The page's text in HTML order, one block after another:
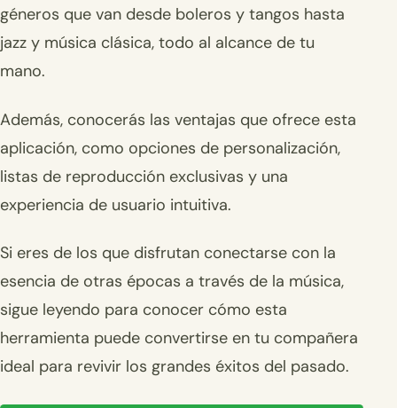
géneros que van desde boleros y tangos hasta
jazz y música clásica, todo al alcance de tu
mano.
Además, conocerás las ventajas que ofrece esta
aplicación, como opciones de personalización,
listas de reproducción exclusivas y una
experiencia de usuario intuitiva.
Si eres de los que disfrutan conectarse con la
esencia de otras épocas a través de la música,
sigue leyendo para conocer cómo esta
herramienta puede convertirse en tu compañera
ideal para revivir los grandes éxitos del pasado.